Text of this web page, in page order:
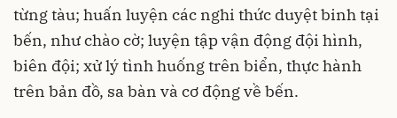
từng tàu; huấn luyện các nghi thức duyệt binh tại
bến, như chào cờ; luyện tập vận động đội hình,
biên đội; xử lý tình huống trên biển, thực hành
trên bản đồ, sa bàn và cơ động về bến.